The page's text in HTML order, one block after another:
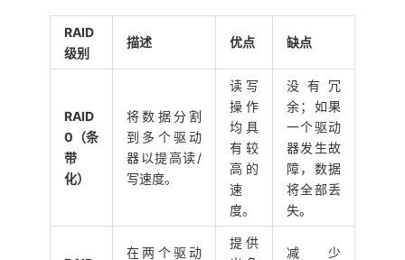
RAID
级别
描述 优点 缺点
RAID
0（条
带
化）
将数据分割
到多个驱动
器以提高读/
写速度。
读写
操作
均具
有较
高的
速
度。
没有冗
余；如果
一个驱动
器发生故
障，数据
将全部丢
失。
在两个驱动
提供
减少